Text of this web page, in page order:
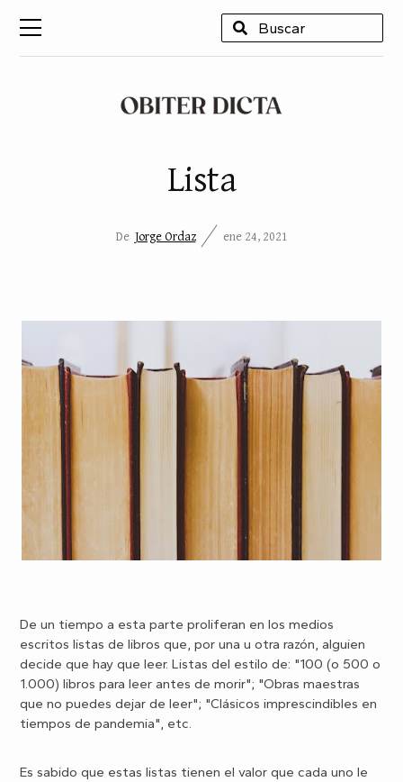
Lista
De Jorge Ordaz ene 24, 2021
De un tiempo a esta parte proliferan en los medios
escritos listas de libros que, por una u otra razón, alguien
decide que hay que leer. Listas del estilo de: "100 (o 500 o
1.000) libros para leer antes de morir"; "Obras maestras
que no puedes dejar de leer"; "Clásicos imprescindibles en
tiempos de pandemia", etc.
Es sabido que estas listas tienen el valor que cada uno le